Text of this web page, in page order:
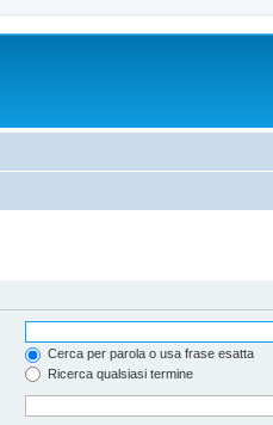
Cerca per parola o usa frase esatta
Ricerca qualsiasi termine